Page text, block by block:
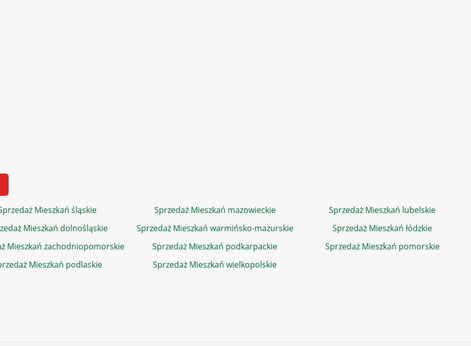
Mieszkań śląskie Sprzedaż Mieszkań mazowieckie
Sprzedaż Mieszkań lubelskie
Mieszkań dolnośląskie Sprzedaż Mieszkań warmińsko-mazurskie
Sprzedaż Mieszkań łódzkie
Mieszkań zachodniopomorskie Sprzedaż Mieszkań podkarpackie
Sprzedaż Mieszkań pomorskie
Mieszkań podlaskie Sprzedaż Mieszkań wielkopolskie